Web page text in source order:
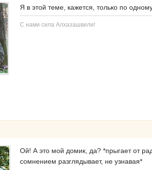
Я в этой теме, кажется, только по
С нами сила Алхазашвили!
Ой! А это мой домик, да? *прыгает от
сомнением разглядывает, не узнавая*